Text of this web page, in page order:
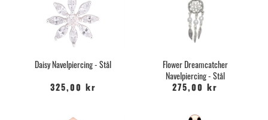
Daisy Navelpiercing - Stål
325,00 kr
Flower Dreamcatcher
Navelpiercing - Stål
275,00 kr